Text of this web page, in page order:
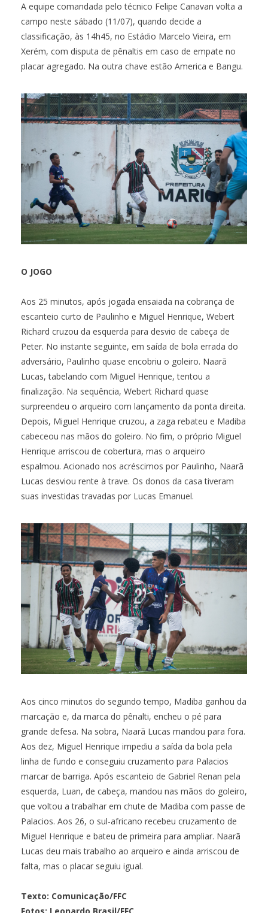
A equipe comandada pelo técnico Felipe Canavan volta a
campo neste sábado (11/07), quando decide a
classificação, às 14h45, no Estádio Marcelo Vieira, em
Xerém, com disputa de pênaltis em caso de empate no
placar agregado. Na outra chave estão America e Bangu.
O JOGO
Aos 25 minutos, após jogada ensaiada na cobrança de
escanteio curto de Paulinho e Miguel Henrique, Webert
Richard cruzou da esquerda para desvio de cabeça de
Peter. No instante seguinte, em saída de bola errada do
adversário, Paulinho quase encobriu o goleiro. Naarã
Lucas, tabelando com Miguel Henrique, tentou a
finalização. Na sequência, Webert Richard quase
surpreendeu o arqueiro com lançamento da ponta direita.
Depois, Miguel Henrique cruzou, a zaga rebateu e Madiba
cabeceou nas mãos do goleiro. No fim, o próprio Miguel
Henrique arriscou de cobertura, mas o arqueiro
espalmou. Acionado nos acréscimos por Paulinho, Naarã
Lucas desviou rente à trave. Os donos da casa tiveram
suas investidas travadas por Lucas Emanuel.
Aos cinco minutos do segundo tempo, Madiba ganhou da
marcação e, da marca do pênalti, encheu o pé para
grande defesa. Na sobra, Naarã Lucas mandou para fora.
Aos dez, Miguel Henrique impediu a saída da bola pela
linha de fundo e conseguiu cruzamento para Palacios
marcar de barriga. Após escanteio de Gabriel Renan pela
esquerda, Luan, de cabeça, mandou nas mãos do goleiro,
que voltou a trabalhar em chute de Madiba com passe de
Palacios. Aos 26, o sul-africano recebeu cruzamento de
Miguel Henrique e bateu de primeira para ampliar. Naarã
Lucas deu mais trabalho ao arqueiro e ainda arriscou de
falta, mas o placar seguiu igual.
Texto: Comunicação/FFC